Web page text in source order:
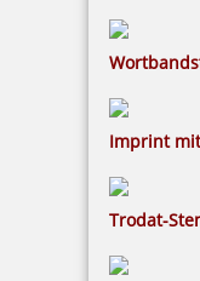
Imprint
Trodat-